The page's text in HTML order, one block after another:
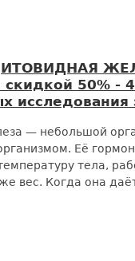
скидкой 50% - 4
исследования
— небольшой
Её
тела,
вес. Когда она